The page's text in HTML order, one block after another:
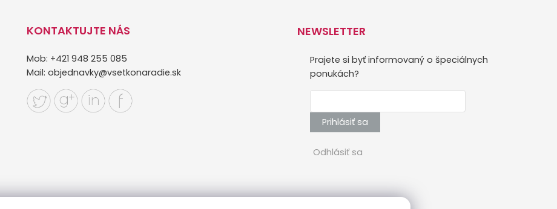
KONTAKTUJTE NÁS
Mob: +421 948 255 085
Mail: objednavky@vsetkonaradie.sk
NEWSLETTER
Prajete si byť informovaný o špeciálnych
ponukách?
Prihlásiť sa
Odhlásiť sa